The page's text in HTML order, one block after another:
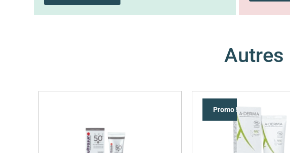
Autres
Promo !